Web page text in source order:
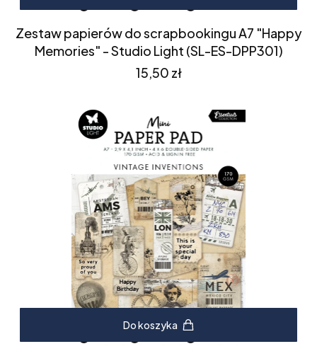
Zestaw papierów do scrapbookingu A7 "Happy
Memories" - Studio Light (SL-ES-DPP301)
Cena
15,50 zł
Do koszyka